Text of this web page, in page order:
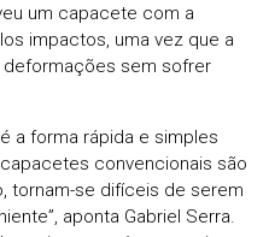
um capacete com a
impactos, uma vez que a
sem sofrer
a forma rápida e simples
convencionais são
tornam-se difíceis de serem
aponta Gabriel Serra.